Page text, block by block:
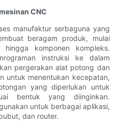
CNC
manufaktur serbaguna yang
beragam produk, mulai
komponen kompleks.
instruksi ke dalam
pergerakan alat potong dan
untuk menentukan kecepatan,
yang diperlukan untuk
bentuk yang diinginkan.
untuk berbagai aplikasi,
dan router.